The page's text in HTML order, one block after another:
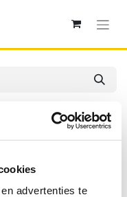
advertenties te
3-laags 33x33cm